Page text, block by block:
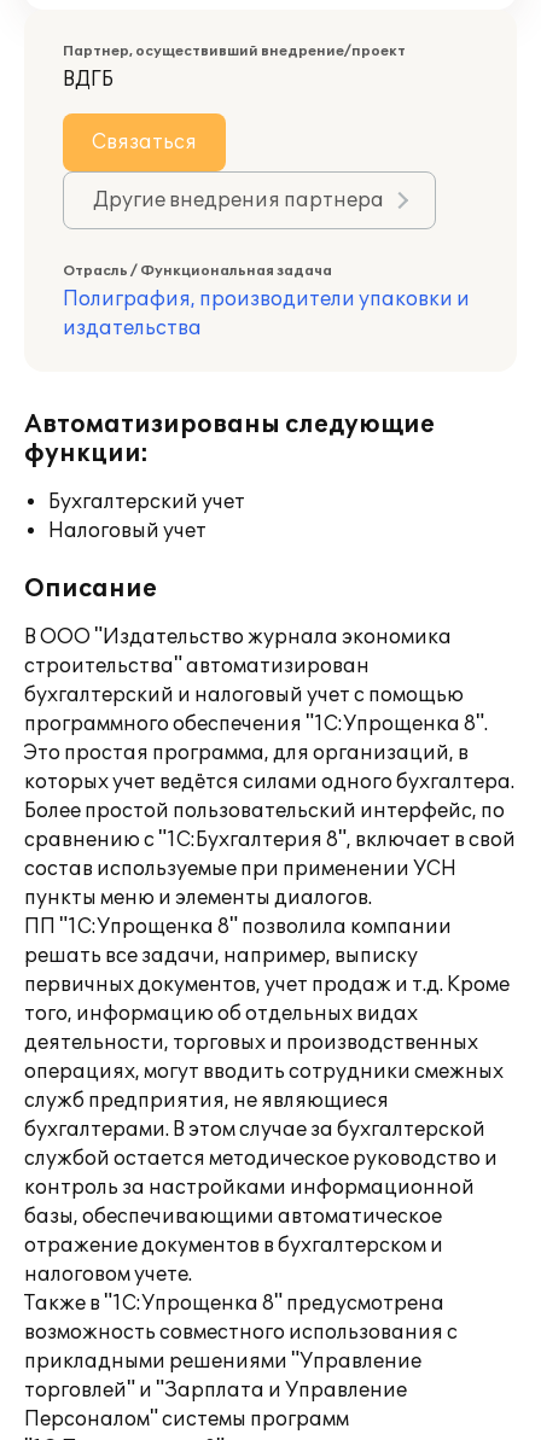
Партнер, осуществивший внедрение/проект
ВДГБ
Связаться
Другие внедрения партнера
Отрасль / Функциональная задача
Полиграфия, производители упаковки и
издательства
Автоматизированы следующие
функции:
Бухгалтерский учет
Налоговый учет
Описание
В ООО "Издательство журнала экономика
строительства" автоматизирован
бухгалтерский и налоговый учет с помощью
программного обеспечения "1С:Упрощенка 8".
Это простая программа, для организаций, в
которых учет ведётся силами одного бухгалтера.
Более простой пользовательский интерфейс, по
сравнению с "1С:Бухгалтерия 8", включает в свой
состав используемые при применении УСН
пункты меню и элементы диалогов.
ПП "1С:Упрощенка 8" позволила компании
решать все задачи, например, выписку
первичных документов, учет продаж и т.д. Кроме
того, информацию об отдельных видах
деятельности, торговых и производственных
операциях, могут вводить сотрудники смежных
служб предприятия, не являющиеся
бухгалтерами. В этом случае за бухгалтерской
службой остается методическое руководство и
контроль за настройками информационной
базы, обеспечивающими автоматическое
отражение документов в бухгалтерском и
налоговом учете.
Также в "1С:Упрощенка 8" предусмотрена
возможность совместного использования с
прикладными решениями "Управление
торговлей" и "Зарплата и Управление
Персоналом" системы программ